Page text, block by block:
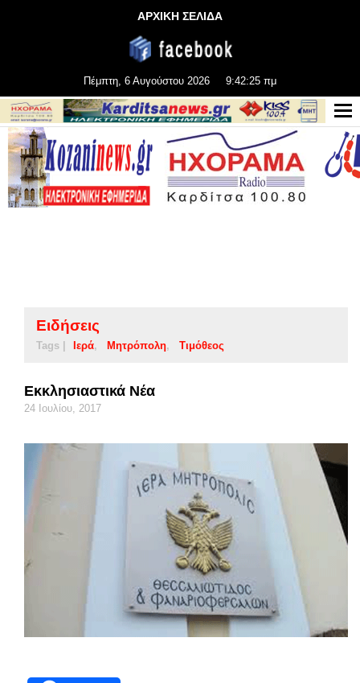
ΑΡΧΙΚΗ ΣΕΛΙΔΑ
Πέμπτη, 6 Αυγούστου 2026 9:42:25 πμ
Ειδήσεις
Tags | Ιερά Μητρόπολη Τιμόθεος
Εκκλησιαστικά Νέα
24 Ιουλίου, 2017